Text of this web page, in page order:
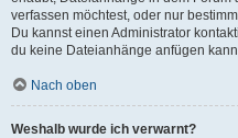
verfassen möchtest, oder nur
Du kannst einen Administrator
du keine Dateianhänge anfügen
Nach oben
Weshalb wurde ich verwarnt?